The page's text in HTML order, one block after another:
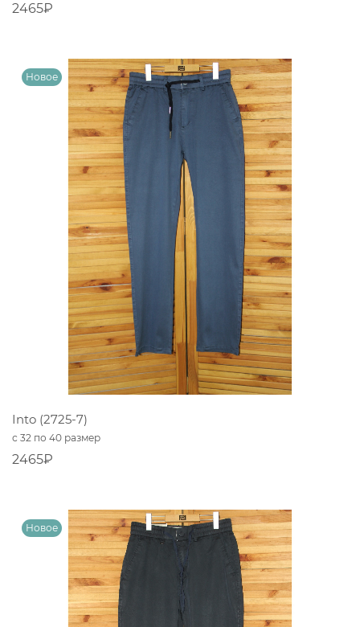
2465₽
Into (2725-7)
с 32 по 40 размер
2465₽